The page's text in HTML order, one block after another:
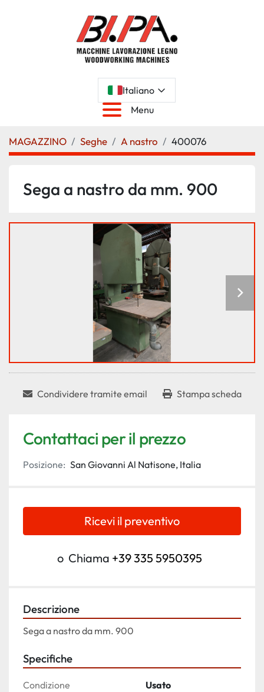
Italiano
Menu
MAGAZZINO Seghe A nastro 400076
Sega a nastro da mm. 900
Condividere tramite email Stampa scheda
Contattaci per il prezzo
Posizione: San Giovanni Al Natisone, Italia
Ricevi il preventivo
o Chiama +39 335 5950395
Descrizione
Sega a nastro da mm. 900
Specifiche
Condizione Usato